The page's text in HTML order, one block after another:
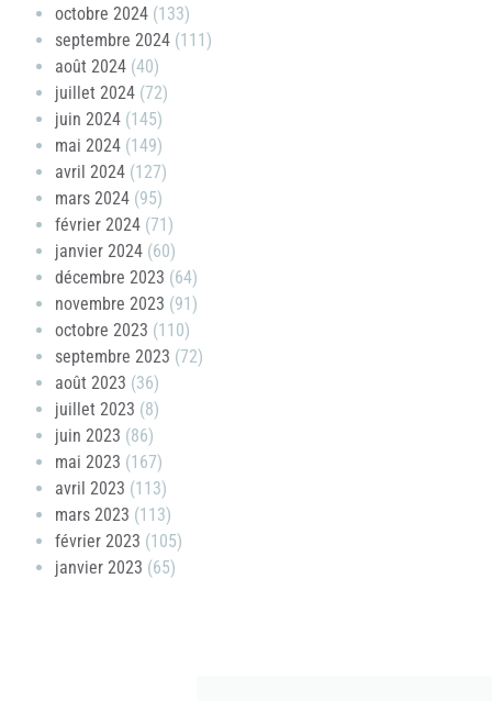
octobre 2024 (133)
septembre 2024 (111)
août 2024 (40)
juillet 2024 (72)
juin 2024 (145)
mai 2024 (149)
avril 2024 (127)
mars 2024 (95)
février 2024 (71)
janvier 2024 (60)
décembre 2023 (64)
novembre 2023 (91)
octobre 2023 (110)
septembre 2023 (72)
août 2023 (36)
juillet 2023 (8)
juin 2023 (86)
mai 2023 (167)
avril 2023 (113)
mars 2023 (113)
février 2023 (105)
janvier 2023 (65)